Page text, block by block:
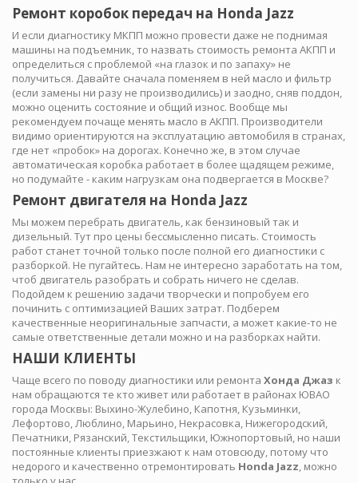
Ремонт коробок передач на Honda Jazz
И если диагностику МКПП можно провести даже не поднимая
машины на подъемник, то назвать стоимость ремонта АКПП и
определиться с проблемой «на глазок и по запаху» не
получиться. Давайте сначала поменяем в ней масло и фильтр
(если замены ни разу не производились) и заодно, сняв поддон,
можно оценить состояние и общий износ. Вообще мы
рекомендуем почаще менять масло в АКПП. Производители
видимо ориентируются на эксплуатацию автомобиля в странах,
где нет «пробок» на дорогах. Конечно же, в этом случае
автоматическая коробка работает в более щадящем режиме,
но подумайте - каким нагрузкам она подвергается в Москве?
Ремонт двигателя на Honda Jazz
Мы можем перебрать двигатель, как бензиновый так и
дизельный. Тут про цены бессмысленно писать. Стоимость
работ станет точной только после полной его диагностики с
разборкой. Не пугайтесь. Нам не интересно заработать на том,
чтоб двигатель разобрать и собрать ничего не сделав.
Подойдем к решению задачи творчески и попробуем его
починить с оптимизацией Ваших затрат. Подберем
качественные неоригинальные запчасти, а может какие-то не
самые ответственные детали можно и на разборках найти.
НАШИ КЛИЕНТЫ
Чаще всего по поводу диагностики или ремонта Хонда Джаз к
нам обращаются те кто живет или работает в районах ЮВАО
города Москвы: Выхино-Жулебино, Капотня, Кузьминки,
Лефортово, Люблино, Марьино, Некрасовка, Нижегородский,
Печатники, Рязанский, Текстильщики, Южнопортовый, но наши
постоянные клиенты приезжают к нам отовсюду, потому что
недорого и качественно отремонтировать Honda Jazz, можно